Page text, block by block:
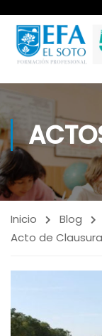
Inicio Blog
Acto de